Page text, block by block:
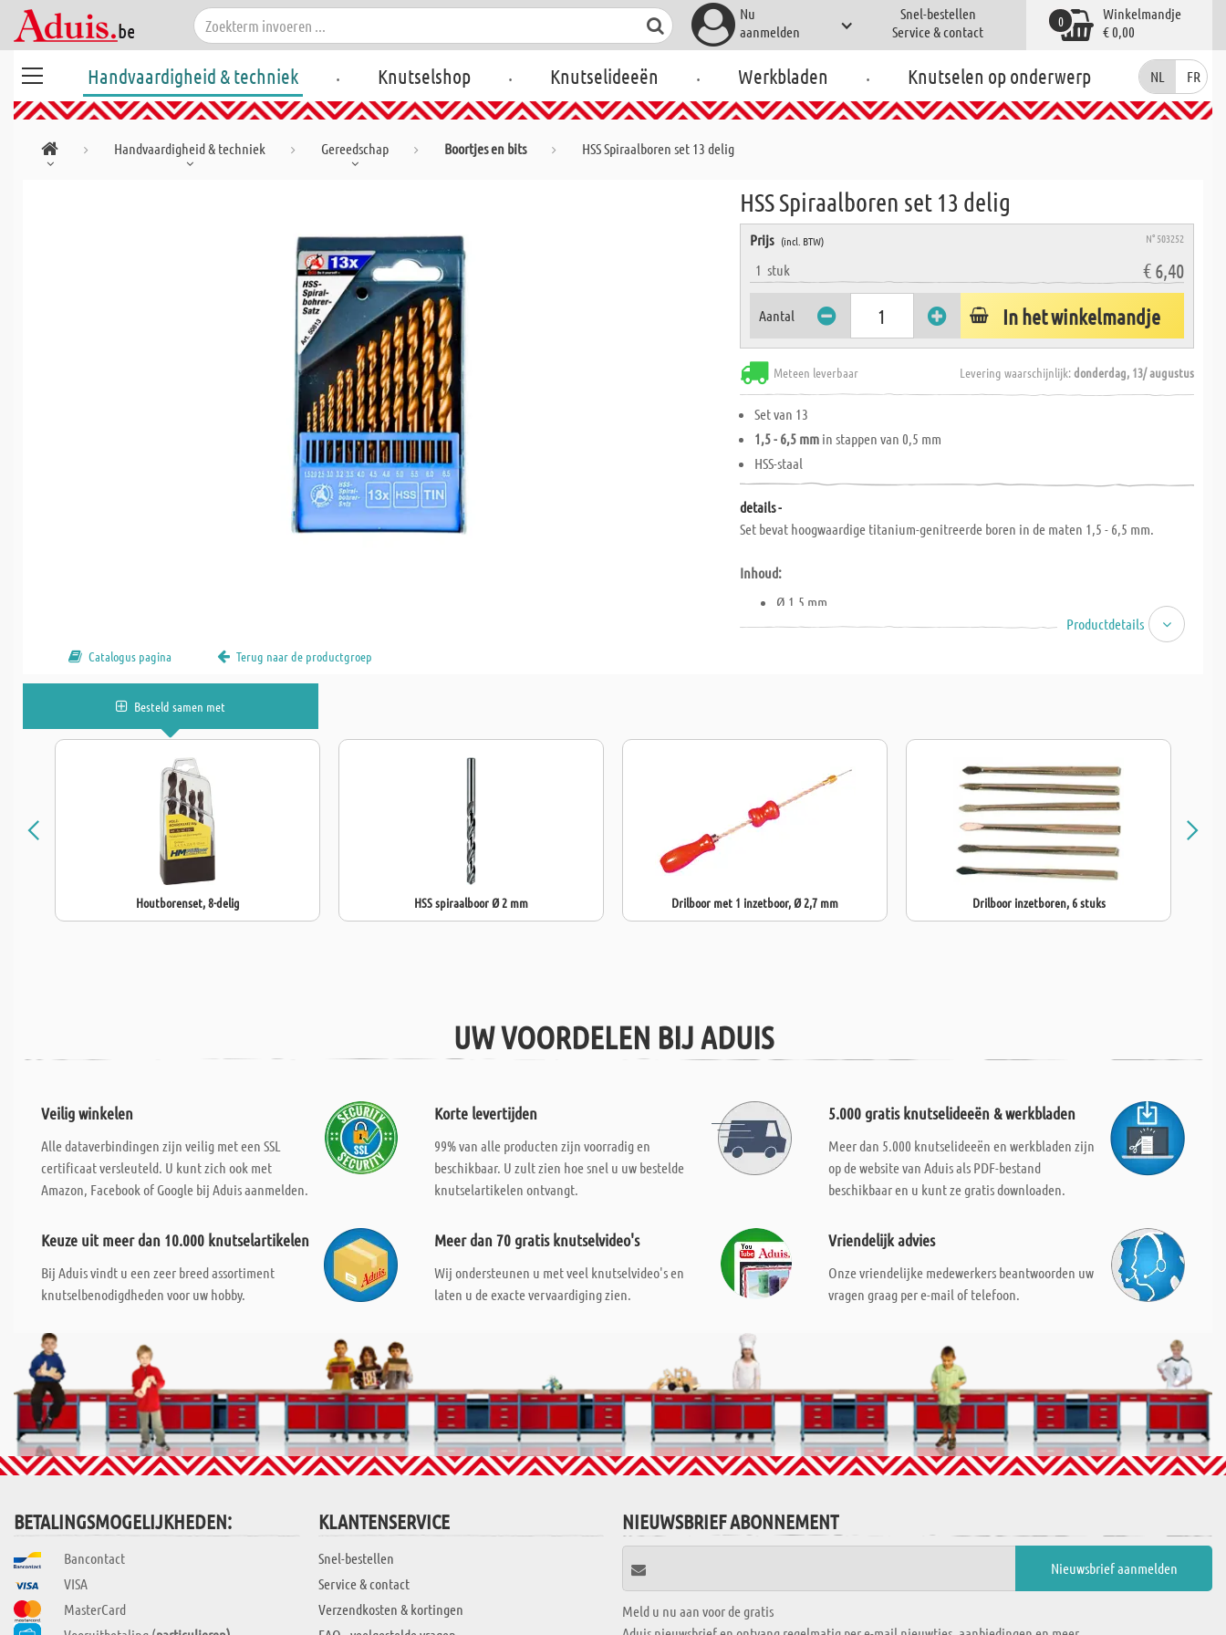
Nu
aanmelden
Snel-bestellen
Service & contact
Winkelmandje
€ 0,00
0
Handvaardigheid & techniek . Knutselshop . Knutselideeën . Werkbladen . Knutselen op onderwerp NL FR
Handvaardigheid & techniek Gereedschap Boortjes en bits HSS Spiraalboren set 13 delig
HSS Spiraalboren set 13 delig
Prijs (incl. BTW) N° 503252
1stuk € 6,40
Aantal In het winkelmandje
Meteen leverbaar Levering waarschijnlijk:donderdag, 13/ augustus
Set van 13
1,5 - 6,5 mm in stappen van 0,5 mm
HSS-staal
details -
Set bevat hoogwaardige titanium-genitreerde boren in de maten 1,5 - 6,5 mm.
Inhoud:
Ø 1,5 mm
Ø 5,5 mm
Ø 6,0 mm
Ø 6,5 mm
Productdetails
Catalogus pagina Terug naar de productgroep
Besteld samen met
Houtborenset, 8-delig HSS spiraalboor Ø 2 mm Drilboor met 1 inzetboor, Ø 2,7 mm Drilboor inzetboren, 6 stuks
UW VOORDELEN BIJ ADUIS
Veilig winkelen
Alle dataverbindingen zijn veilig met een SSL
certificaat versleuteld. U kunt zich ook met
Amazon, Facebook of Google bij Aduis aanmelden.
Korte levertijden
99% van alle producten zijn voorradig en
beschikbaar. U zult zien hoe snel u uw bestelde
knutselartikelen ontvangt.
5.000 gratis knutselideeën & werkbladen
Meer dan 5.000 knutselideeën en werkbladen zijn
op de website van Aduis als PDF-bestand
beschikbaar en u kunt ze gratis downloaden.
Keuze uit meer dan 10.000 knutselartikelen
Bij Aduis vindt u een zeer breed assortiment
knutselbenodigdheden voor uw hobby.
Meer dan 70 gratis knutselvideo's
Wij ondersteunen u met veel knutselvideo's en
laten u de exacte vervaardiging zien.
Vriendelijk advies
Onze vriendelijke medewerkers beantwoorden uw
vragen graag per e-mail of telefoon.
BETALINGSMOGELIJKHEDEN:
Bancontact
VISA
MasterCard
KLANTENSERVICE
Snel-bestellen
Service & contact
Verzendkosten & kortingen
NIEUWSBRIEF ABONNEMENT
Meld u nu aan voor de gratis